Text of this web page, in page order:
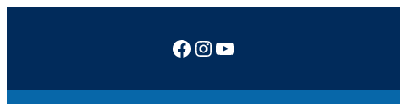
Facebook
Instagram
YouTube